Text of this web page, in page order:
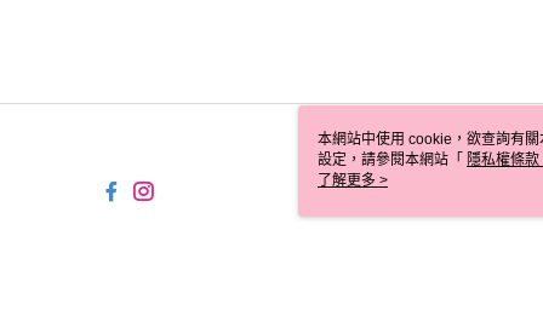
本網站中使用 cookie，欲查詢有
設定，請參閱本網站「 隱私權條款
使用 cookie。
了解更多 >